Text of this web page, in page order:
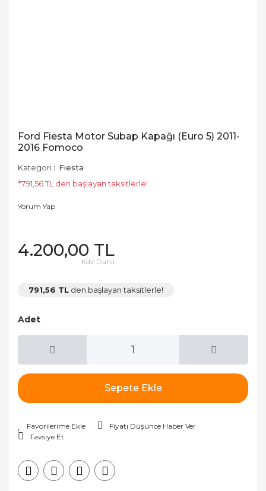
Ford Fiesta Motor Subap Kapağı (Euro 5) 2011-
2016 Fomoco
Kategori
Fiesta
*791,56 TL den başlayan taksitlerle!
Yorum Yap
4.200,00 TL
Kdv Dahil
791,56 TL den başlayan taksitlerle!
Adet
Sepete Ekle
Fiyatı Düşünce Haber Ver
Tavsiye Et